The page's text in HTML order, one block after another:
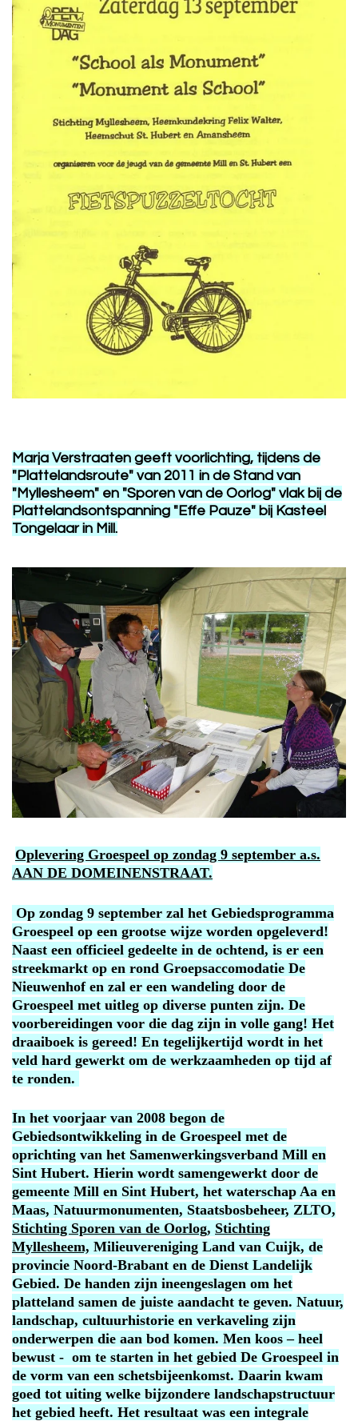
Marja Verstraaten geeft voorlichting, tijdens de
"Plattelandsroute" van 2011 in de Stand van
"Myllesheem" en "Sporen van de Oorlog" vlak bij de
Plattelandsontspanning "Effe Pauze" bij Kasteel
Tongelaar in Mill.
Oplevering Groespeel op zondag 9 september a.s.
AAN DE DOMEINENSTRAAT.
Op zondag 9 september zal het Gebiedsprogramma
Groespeel op een grootse wijze worden opgeleverd!
Naast een officieel gedeelte in de ochtend, is er een
streekmarkt op en rond Groepsaccomodatie De
Nieuwenhof en zal er een wandeling door de
Groespeel met uitleg op diverse punten zijn. De
voorbereidingen voor die dag zijn in volle gang! Het
draaiboek is gereed! En tegelijkertijd wordt in het
veld hard gewerkt om de werkzaamheden op tijd af
te ronden.
In het voorjaar van 2008 begon de
Gebiedsontwikkeling in de Groespeel met de
oprichting van het Samenwerkingsverband Mill en
Sint Hubert. Hierin wordt samengewerkt door de
gemeente Mill en Sint Hubert, het waterschap Aa en
Maas, Natuurmonumenten, Staatsbosbeheer, ZLTO,
Stichting Sporen van de Oorlog, Stichting
Myllesheem, Milieuvereniging Land van Cuijk, de
provincie Noord-Brabant en de Dienst Landelijk
Gebied. De handen zijn ineengeslagen om het
platteland samen de juiste aandacht te geven. Natuur,
landschap, cultuurhistorie en verkaveling zijn
onderwerpen die aan bod komen. Men koos – heel
bewust - om te starten in het gebied De Groespeel in
de vorm van een schetsbijeenkomst. Daarin kwam
goed tot uiting welke bijzondere landschapstructuur
het gebied heeft. Het resultaat was een integrale